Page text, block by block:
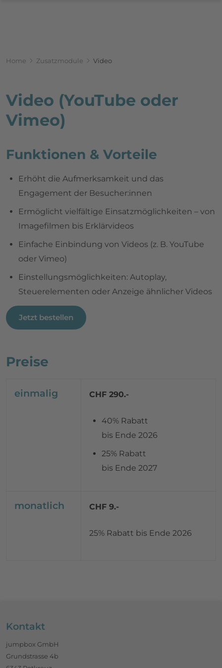
Breadcrumbnavigation
Sie befinden sich hier:
Home Zusatzmodule Video
Video (YouTube oder
Vimeo)
Funktionen & Vorteile
Erhöht die Aufmerksamkeit und das
Engagement der Besucher:innen
Ermöglicht vielfältige Einsatzmöglichkeiten – von
Imagefilmen bis Erklärvideos
Einfache Einbindung von Videos (z. B. YouTube
oder Vimeo)
Einstellungsmöglichkeiten: Autoplay,
Steuerelementen oder Anzeige ähnlicher Videos
Jetzt bestellen
Preise
einmalig CHF 290.-
40% Rabatt
bis Ende 2026
25% Rabatt
bis Ende 2027
monatlich CHF 9.-
25% Rabatt bis Ende 2026
Kontakt
jumpbox GmbH
Grundstrasse 4b